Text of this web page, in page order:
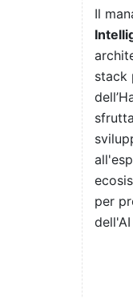
Il
stack
per